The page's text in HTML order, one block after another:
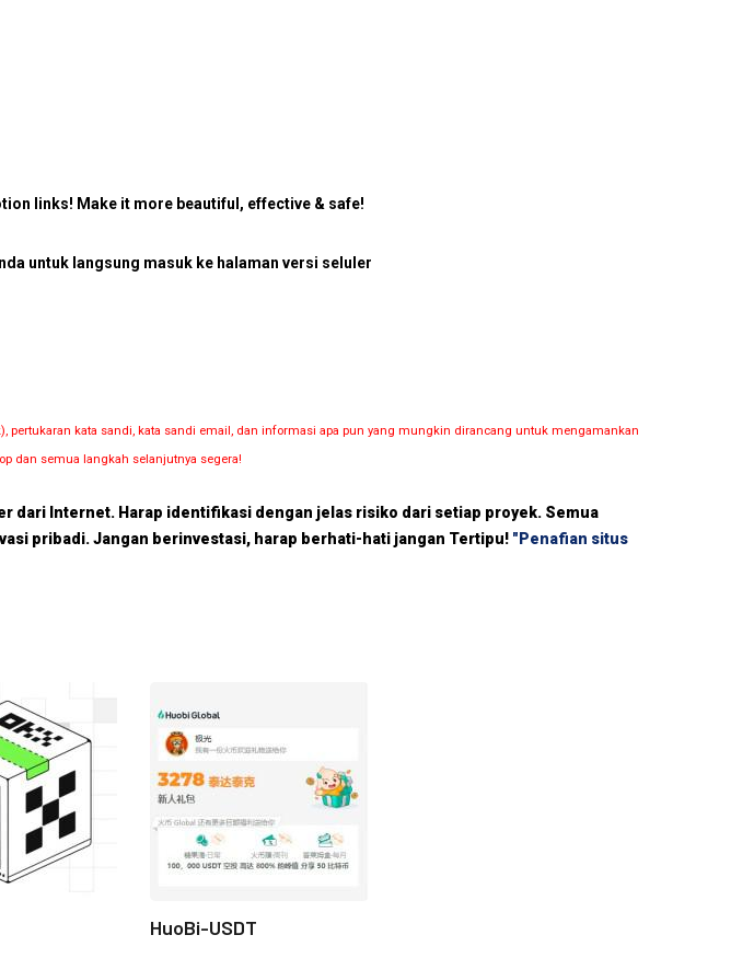
links! Make it more beautiful, effective & safe!
untuk langsung masuk ke halaman versi seluler
kata sandi, kata sandi email, dan informasi apa pun yang mungkin dirancang untuk mengamankan
dan semua langkah selanjutnya segera!
dari Internet. Harap identifikasi dengan jelas risiko dari setiap proyek. Semua
pribadi. Jangan berinvestasi, harap berhati-hati jangan Tertipu! "Penafian situs
HuoBi-USDT